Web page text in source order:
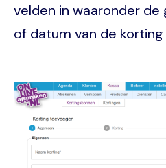
velden in waaronder
of datum van de
Image